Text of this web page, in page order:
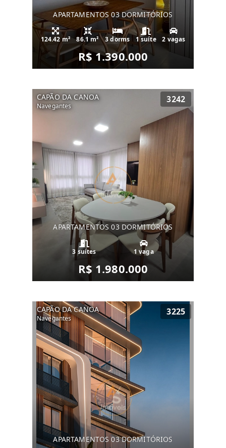
APARTAMENTOS 03 DORMITÓRIOS
124.42 m² 86.1 m² 3 dorms 1 suíte 2 vagas
R$ 1.390.000
CAPÃO DA CANOA
Navegantes
3242
APARTAMENTOS 03 DORMITÓRIOS
3 suítes 1 vaga
R$ 1.980.000
CAPÃO DA CANOA
Navegantes
3225
APARTAMENTOS 03 DORMITÓRIOS